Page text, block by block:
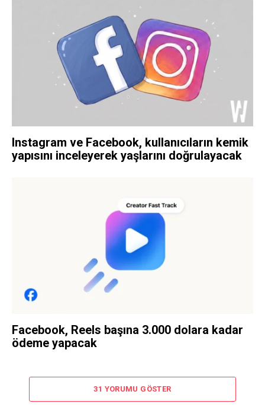
Instagram ve Facebook, kullanıcıların kemik
yapısını inceleyerek yaşlarını doğrulayacak
Facebook, Reels başına 3.000 dolara kadar
ödeme yapacak
31 YORUMU GÖSTER